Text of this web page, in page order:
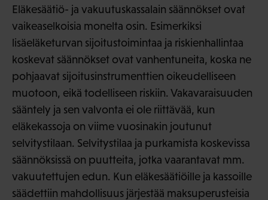
Eläkesäätiö- ja vakuutuskassalain säännökset ovat
vaikeaselkoisia monelta osin. Esimerkiksi
lisäeläketurvan sijoitustoimintaa ja riskienhallintaa
koskevat säännökset ovat vanhentuneita, koska ne
pohjaavat sijoitusinstrumenttien oikeudelliseen
muotoon, eikä todelliseen riskiin. Vakavaraisuuden
sääntely ja sen valvonta ei ole riittävää, kun
eläkekassoja on viime vuosinakin joutunut
selvitystilaan. Selvitystilaa ja purkamista koskevissa
säännöksissä on puutteita, jotka vaarantavat mm.
vakuutettujen edun. Kun eläkesäätiöille ja kassoille
säädettiin mahdollisuus järjestää maksuperusteisia